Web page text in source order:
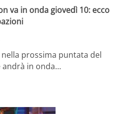
va in onda giovedì 10: ecco
nella prossima puntata del
andrà in onda…